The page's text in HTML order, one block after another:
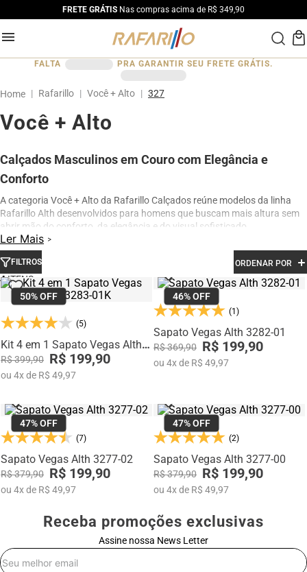
FRETE GRÁTIS Nas compras acima de R$ 349,90
FALTA PRA GARANTIR SEU FRETE GRÁTIS.
Rafarillo Você + Alto 327
Você + Alto
Calçados Masculinos em Couro com Elegância e
Conforto
A categoria Você + Alto da Rafarillo Calçados reúne modelos da linha
Rafarillo Alth desenvolvidos para homens que buscam mais altura sem
abrir mão do conforto, da elegância e do visual sofisticado.
Os calçados contam com elevação interna de até 7 cm, proporcionando
aumento de altura de forma discreta e natural. Produzidos em couro
legítimo e com acabamento premium, os modelos oferecem excelente
conforto para uso diário, além de design moderno para ocasiões sociais,
profissionais e casuais.
Na categoria Você + Alto, você encontra sapatos sociais, casuais,
mocassins e sapatênis com tecnologia de elevação interna,
desenvolvidos para garantir mais confiança, postura e estilo em
qualquer momento do dia.
Ler Mais
FILTROS ORDENAR POR
4
50%OFF
(5)
Kit 4 em 1 Sapato Vegas Alth
3283-01K
R$ 399,90 R$ 199,90
ou 4xde R$ 49,97
46%OFF
(1)
Sapato Vegas Alth 3282-01
R$ 369,90 R$ 199,90
ou 4xde R$ 49,97
47%OFF
(7)
Sapato Vegas Alth 3277-02
R$ 379,90 R$ 199,90
ou 4xde R$ 49,97
47%OFF
(2)
Sapato Vegas Alth 3277-00
R$ 379,90 R$ 199,90
ou 4xde R$ 49,97
Receba promoções exclusivas
Assine nossa News Letter